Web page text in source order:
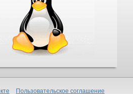
Пользовательское соглашение